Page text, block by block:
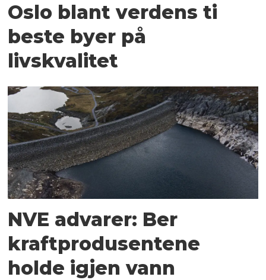
Oslo blant verdens ti
beste byer på
livskvalitet
NVE advarer: Ber
kraftprodusentene
holde igjen vann